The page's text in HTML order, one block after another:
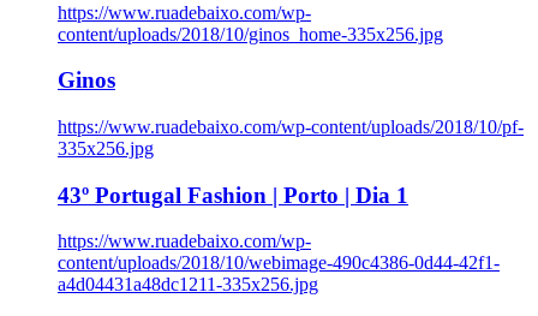
https://www.ruadebaixo.com/wp-
content/uploads/2018/10/ginos_home-335x256.jpg
Ginos
https://www.ruadebaixo.com/wp-content/uploads/2018/10/pf-
335x256.jpg
43º Portugal Fashion | Porto | Dia 1
https://www.ruadebaixo.com/wp-
content/uploads/2018/10/webimage-490c4386-0d44-42f1-
a4d04431a48dc1211-335x256.jpg